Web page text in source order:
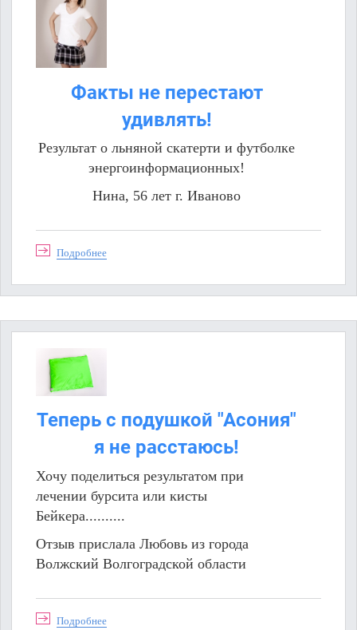
Факты не перестают
удивлять!
Результат о льняной скатерти и футболке
энергоинформационных!
Нина, 56 лет г. Иваново
Подробнее
Теперь с подушкой "Асония"
я не расстаюсь!
Хочу поделиться результатом при
лечении бурсита или кисты
Бейкера..........
Отзыв прислала Любовь из города
Волжский Волгоградской области
Подробнее